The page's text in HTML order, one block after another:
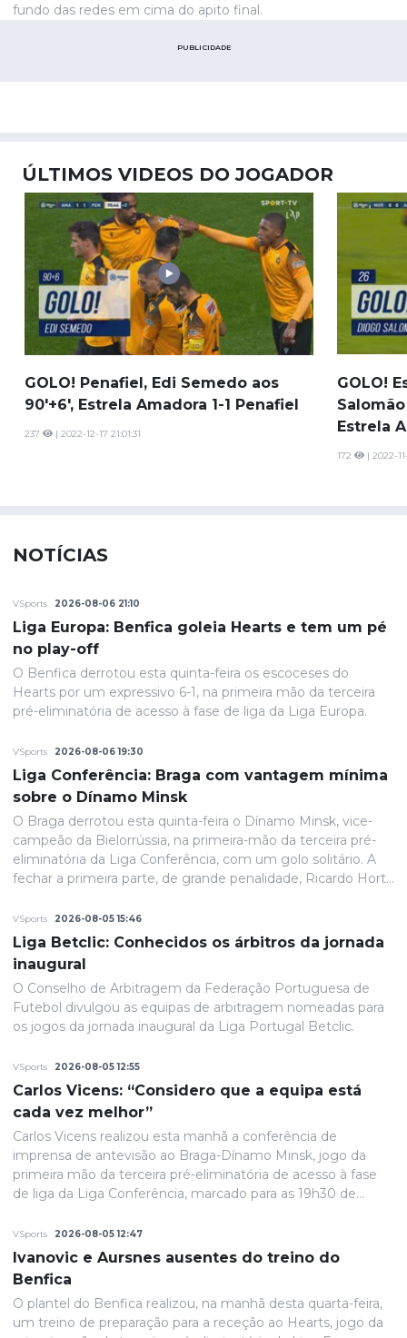
fundo das redes em cima do apito final.
PUBLICIDADE
ÚLTIMOS VIDEOS DO JOGADOR
GOLO! Penafiel, Edi Semedo aos
90'+6', Estrela Amadora 1-1 Penafiel
237 | 2022-12-17 21:01:31
GOLO!
Estrela
172 | 2022-
NOTÍCIAS
VSports 2026-08-06 21:10
Liga Europa: Benfica goleia Hearts e tem um pé
no play-off
O Benfica derrotou esta quinta-feira os escoceses do
Hearts por um expressivo 6-1, na primeira mão da terceira
pré-eliminatória de acesso à fase de liga da Liga Europa.
VSports 2026-08-06 19:30
Liga Conferência: Braga com vantagem mínima
sobre o Dínamo Minsk
O Braga derrotou esta quinta-feira o Dínamo Minsk, vice-
campeão da Bielorrússia, na primeira-mão da terceira pré-
eliminatória da Liga Conferência, com um golo solitário. A
fechar a primeira parte, de grande penalidade, Ricardo Horta
e até final o resultado permaneceria inalterado.
VSports 2026-08-05 15:46
Liga Betclic: Conhecidos os árbitros da jornada
inaugural
O Conselho de Arbitragem da Federação Portuguesa de
Futebol divulgou as equipas de arbitragem nomeadas para
os jogos da jornada inaugural da Liga Portugal Betclic.
VSports 2026-08-05 12:55
Carlos Vicens: “Considero que a equipa está
cada vez melhor”
Carlos Vicens realizou esta manhã a conferência de
imprensa de antevisão ao Braga-Dínamo Minsk, jogo da
primeira mão da terceira pré-eliminatória de acesso à fase
de liga da Liga Conferência, marcado para as 19h30 de
VSports 2026-08-05 12:47
Ivanovic e Aursnes ausentes do treino do
Benfica
O plantel do Benfica realizou, na manhã desta quarta-feira,
um treino de preparação para a receção ao Hearts, jogo da